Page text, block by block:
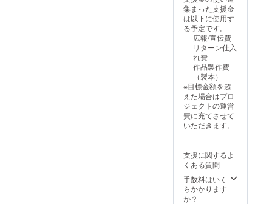
絵本で
す。 ▼
仕様 ・
サイ
ズ：
H240m
m×W21
0mm ・
製本方
法：上
製本、
ハード
カ
バー、
ミシン
綴じ、
左綴じ
・表
紙：
コート
をお願
いいた
しま
す。 ※
発送
は、令
和7年11
月を予
定して
いま
す。 ※
お届け
は、ク
ロネコ
さん
（ヤマ
ト運輸
様）の
「こね
こ便」
性もご
ざいま
す。) き
じしろ
製作所
の活動
援して
いただ
ける支
援者様
向けの
リター
ンで
す！ ▼
『クロ
ネコパ
ンツバ
スター
カー3種
をセッ
トにし
てお送
り致し
※サイン
＆ミニ
イラス
トは、
絵本カ
バー
と、絵
本の見
ページ
の一
部、二
箇所に
直筆す
集まった支援金
は以下に使用す
る予定です。
広報/宣伝費
リターン仕入
れ費
作品製作費
（製本）
※目標金額を超
えた場合はプロ
ジェクトの運営
費に充てさせて
いただきます。
支援に関するよ
くある質問
手数料はいく
らかかります
か？